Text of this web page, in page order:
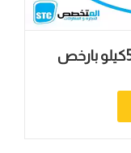
اشتري الآن سيكامنت-ار-۲۰۰٤-5كيلو بارخص